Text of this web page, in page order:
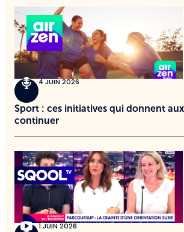
4 JUIN 2026
Sport : ces initiatives qui donnent
continuer
1 JUIN 2026